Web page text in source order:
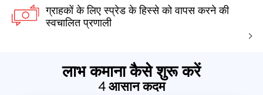
ग्राहकों के लिए स्प्रेड के हिस्से को वापस करने की
स्वचालित प्रणाली
लाभ कमाना कैसे शुरू करें
4 आसान कदम